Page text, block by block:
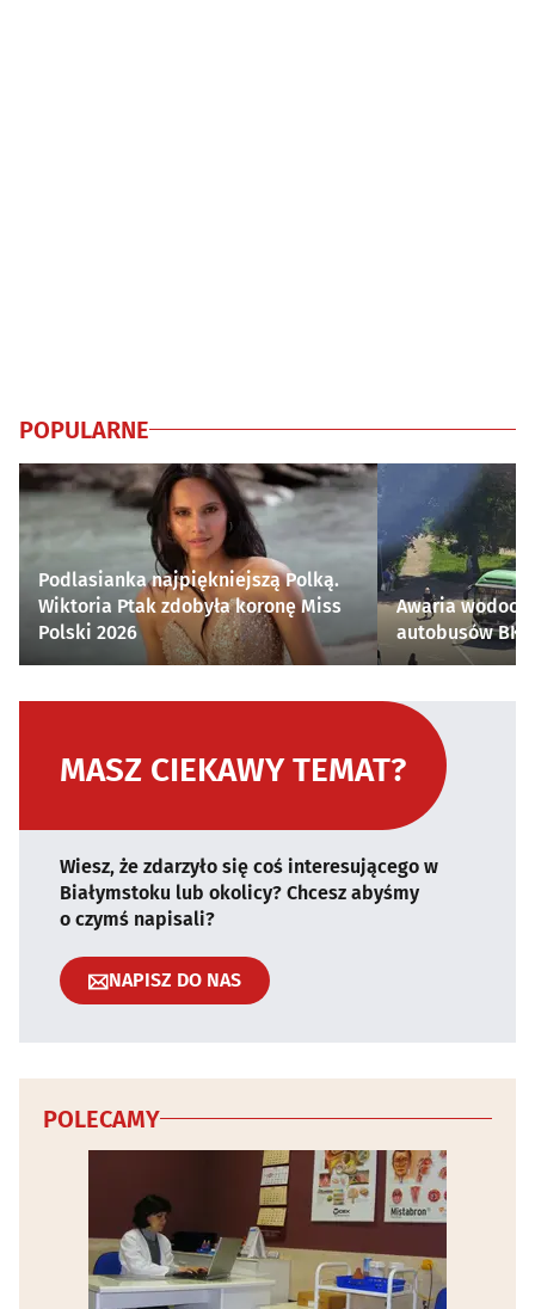
POPULARNE
Podlasianka najpiękniejszą Polką.
Wiktoria Ptak zdobyła koronę Miss
Polski 2026
Awaria
autobusów
MASZ CIEKAWY TEMAT?
Wiesz, że zdarzyło się coś interesującego w
Białymstoku lub okolicy? Chcesz abyśmy
o czymś napisali?
NAPISZ DO NAS
POLECAMY